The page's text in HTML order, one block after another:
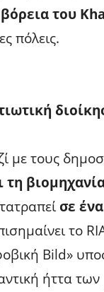
του
πόλεις.
με τους
τη
σε
το
Bild»
ήττα